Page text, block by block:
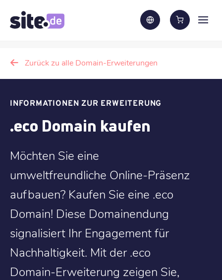
Zurück zu alle Domain-Erweiterungen
INFORMATIONEN ZUR ERWEITERUNG
.eco Domain kaufen
Möchten Sie eine
umweltfreundliche Online-Präsenz
aufbauen? Kaufen Sie eine .eco
Domain! Diese Domainendung
signalisiert Ihr Engagement für
Nachhaltigkeit. Mit der .eco
Domain-Erweiterung zeigen Sie,